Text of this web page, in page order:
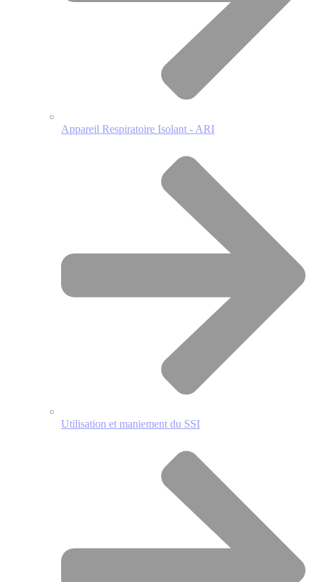
Appareil Respiratoire Isolant - ARI
Utilisation et maniement du SSI